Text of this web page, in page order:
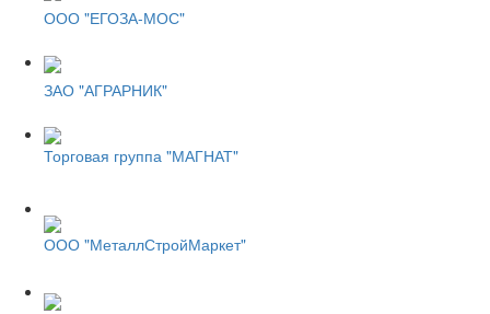
ООО "ЕГОЗА-МОС"
ЗАО "АГРАРНИК"
Торговая группа "МАГНАТ"
ООО "МеталлСтройМаркет"